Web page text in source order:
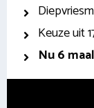
Keuze uit
Nu 6